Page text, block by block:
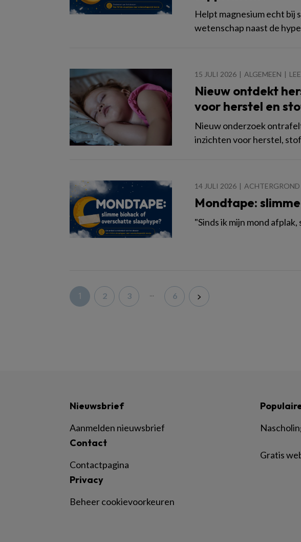
Helpt magnesium echt bij
wetenschap naast de
15 JULI 2026 ALGEMEEN
Nieuw ontdekt
voor herstel en
Nieuw onderzoek
inzichten voor herstel,
14 JULI 2026 ACHTERGROND
Mondtape:
"Sinds ik mijn mond
1 2 3 ... 6
Nieuwsbrief
Aanmelden nieuwsbrief
Contact
Contactpagina
Privacy
Beheer cookievoorkeuren
Gratis